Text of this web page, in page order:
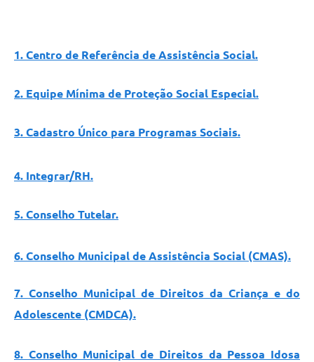
1. Centro de Referência de Assistência Social.
2. Equipe Mínima de Proteção Social Especial.
3. Cadastro Único para Programas Sociais.
4. Integrar/RH.
5. Conselho Tutelar.
6. Conselho Municipal de Assistência Social (CMAS).
7. Conselho Municipal de Direitos da Criança e do
Adolescente (CMDCA).
8. Conselho Municipal de Direitos da Pessoa Idosa